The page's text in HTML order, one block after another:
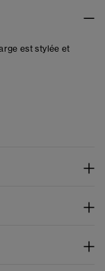
est stylée et